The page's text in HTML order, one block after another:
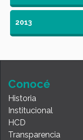
2013
Conocé
Historia
Institucional
HCD
Transparencia